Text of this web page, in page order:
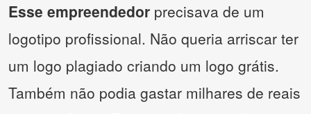
Esse empreendedor precisava de um
logotipo profissional. Não queria arriscar ter
um logo plagiado criando um logo grátis.
Também não podia gastar milhares de reais